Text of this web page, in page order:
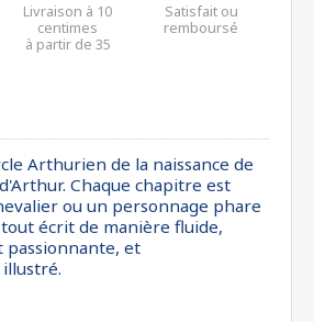
Livraison à 10
centimes
à partir de 35
Satisfait ou
remboursé
Arthurien de la naissance de
Chaque chapitre est
ou un personnage phare
écrit de manière fluide,
passionnante, et